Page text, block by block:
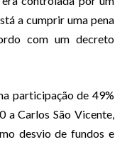
a cumprir uma pena
com um decreto
participação de 49%
a Carlos São Vicente,
desvio de fundos e